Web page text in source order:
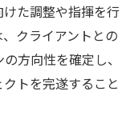
た調整や指揮を行
クライアントとの
方向性を確定し、
トを完遂すること